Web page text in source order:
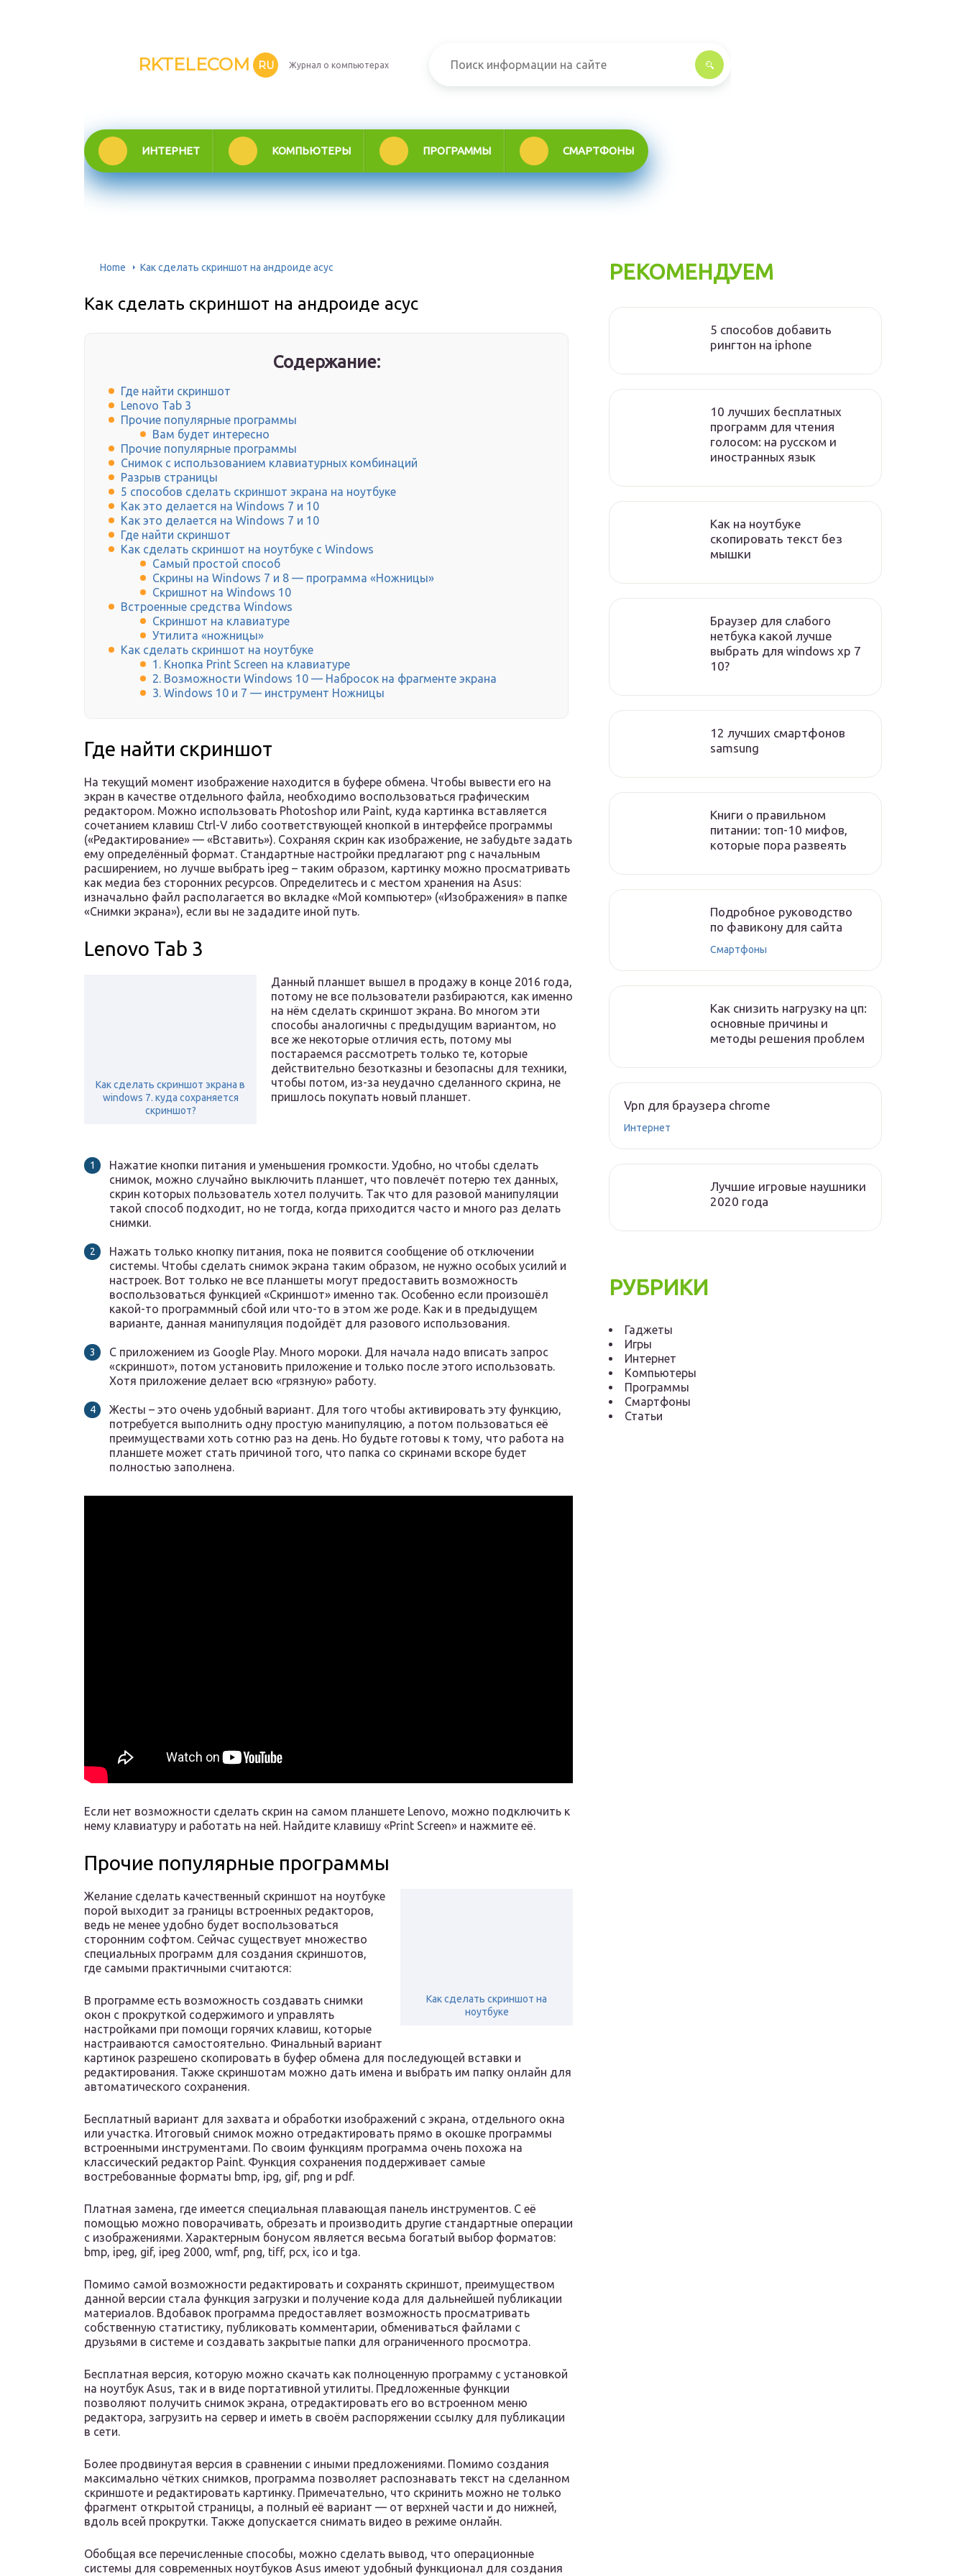
RKTELECOM RU Журнал о компьютерах
ИНТЕРНЕТ КОМПЬЮТЕРЫ ПРОГРАММЫ СМАРТФОНЫ
Home Как сделать скриншот на андроиде асус
Как сделать скриншот на андроиде асус
Содержание:
Где найти скриншот
Lenovo Tab 3
Прочие популярные программы
Вам будет интересно
Прочие популярные программы
Снимок с использованием клавиатурных комбинаций
Разрыв страницы
5 способов сделать скриншот экрана на ноутбуке
Как это делается на Windows 7 и 10
Как это делается на Windows 7 и 10
Где найти скриншот
Как сделать скриншот на ноутбуке с Windows
Самый простой способ
Скрины на Windows 7 и 8 — программа «Ножницы»
Скришнот на Windows 10
Встроенные средства Windows
Скриншот на клавиатуре
Утилита «ножницы»
Как сделать скриншот на ноутбуке
1. Кнопка Print Screen на клавиатуре
2. Возможности Windows 10 — Набросок на фрагменте экрана
3. Windows 10 и 7 — инструмент Ножницы
Где найти скриншот
На текущий момент изображение находится в буфере обмена. Чтобы вывести его на
экран в качестве отдельного файла, необходимо воспользоваться графическим
редактором. Можно использовать Photoshop или Paint, куда картинка вставляется
сочетанием клавиш Ctrl-V либо соответствующей кнопкой в интерфейсе программы
(«Редактирование» — «Вставить»). Сохраняя скрин как изображение, не забудьте задать
ему определённый формат. Стандартные настройки предлагают png с начальным
расширением, но лучше выбрать ipeg – таким образом, картинку можно просматривать
как медиа без сторонних ресурсов. Определитесь и с местом хранения на Asus:
изначально файл располагается во вкладке «Мой компьютер» («Изображения» в папке
«Снимки экрана»), если вы не зададите иной путь.
Lenovo Tab 3
Как сделать скриншот экрана в
windows 7. куда сохраняется
скриншот?
Данный планшет вышел в продажу в конце 2016 года,
потому не все пользователи разбираются, как именно
на нём сделать скриншот экрана. Во многом эти
способы аналогичны с предыдущим вариантом, но
все же некоторые отличия есть, потому мы
постараемся рассмотреть только те, которые
действительно безотказны и безопасны для техники,
чтобы потом, из-за неудачно сделанного скрина, не
пришлось покупать новый планшет.
Нажатие кнопки питания и уменьшения громкости. Удобно, но чтобы сделать
снимок, можно случайно выключить планшет, что повлечёт потерю тех данных,
скрин которых пользователь хотел получить. Так что для разовой манипуляции
такой способ подходит, но не тогда, когда приходится часто и много раз делать
снимки.
Нажать только кнопку питания, пока не появится сообщение об отключении
системы. Чтобы сделать снимок экрана таким образом, не нужно особых усилий и
настроек. Вот только не все планшеты могут предоставить возможность
воспользоваться функцией «Скриншот» именно так. Особенно если произошёл
какой-то программный сбой или что-то в этом же роде. Как и в предыдущем
варианте, данная манипуляция подойдёт для разового использования.
С приложением из Google Play. Много мороки. Для начала надо вписать запрос
«скриншот», потом установить приложение и только после этого использовать.
Хотя приложение делает всю «грязную» работу.
Жесты – это очень удобный вариант. Для того чтобы активировать эту функцию,
потребуется выполнить одну простую манипуляцию, а потом пользоваться её
преимуществами хоть сотню раз на день. Но будьте готовы к тому, что работа на
планшете может стать причиной того, что папка со скринами вскоре будет
полностью заполнена.
Если нет возможности сделать скрин на самом планшете Lenovo, можно подключить к
нему клавиатуру и работать на ней. Найдите клавишу «Print Screen» и нажмите её.
Прочие популярные программы
Как сделать скриншот на
ноутбуке
Желание сделать качественный скриншот на ноутбуке
порой выходит за границы встроенных редакторов,
ведь не менее удобно будет воспользоваться
сторонним софтом. Сейчас существует множество
специальных программ для создания скриншотов,
где самыми практичными считаются:
В программе есть возможность создавать снимки
окон с прокруткой содержимого и управлять
настройками при помощи горячих клавиш, которые
настраиваются самостоятельно. Финальный вариант
картинок разрешено скопировать в буфер обмена для последующей вставки и
редактирования. Также скриншотам можно дать имена и выбрать им папку онлайн для
автоматического сохранения.
Бесплатный вариант для захвата и обработки изображений с экрана, отдельного окна
или участка. Итоговый снимок можно отредактировать прямо в окошке программы
встроенными инструментами. По своим функциям программа очень похожа на
классический редактор Paint. Функция сохранения поддерживает самые
востребованные форматы bmp, ipg, gif, png и pdf.
Платная замена, где имеется специальная плавающая панель инструментов. С её
помощью можно поворачивать, обрезать и производить другие стандартные операции
с изображениями. Характерным бонусом является весьма богатый выбор форматов:
bmp, ipeg, gif, ipeg 2000, wmf, png, tiff, pcx, ico и tga.
Помимо самой возможности редактировать и сохранять скриншот, преимуществом
данной версии стала функция загрузки и получение кода для дальнейшей публикации
материалов. Вдобавок программа предоставляет возможность просматривать
собственную статистику, публиковать комментарии, обмениваться файлами с
друзьями в системе и создавать закрытые папки для ограниченного просмотра.
Бесплатная версия, которую можно скачать как полноценную программу с установкой
на ноутбук Asus, так и в виде портативной утилиты. Предложенные функции
позволяют получить снимок экрана, отредактировать его во встроенном меню
редактора, загрузить на сервер и иметь в своём распоряжении ссылку для публикации
в сети.
Более продвинутая версия в сравнении с иными предложениями. Помимо создания
максимально чётких снимков, программа позволяет распознавать текст на сделанном
скриншоте и редактировать картинку. Примечательно, что скринить можно не только
фрагмент открытой страницы, а полный её вариант — от верхней части и до нижней,
вдоль всей прокрутки. Также допускается снимать видео в режиме онлайн.
Обобщая все перечисленные способы, можно сделать вывод, что операционные
системы для современных ноутбуков Asus имеют удобный функционал для создания
РЕКОМЕНДУЕМ
5 способов добавить
рингтон на iphone
10 лучших бесплатных
программ для чтения
голосом: на русском и
иностранных язык
Как на ноутбуке
скопировать текст без
мышки
Браузер для слабого
нетбука какой лучше
выбрать для windows xp 7
10?
12 лучших смартфонов
samsung
Книги о правильном
питании: топ-10 мифов,
которые пора развеять
Подробное руководство
по фавикону для сайта
Смартфоны
Как снизить нагрузку на цп:
основные причины и
методы решения проблем
Vpn для браузера chrome
Интернет
Лучшие игровые наушники
2020 года
РУБРИКИ
Гаджеты
Игры
Интернет
Компьютеры
Программы
Смартфоны
Статьи